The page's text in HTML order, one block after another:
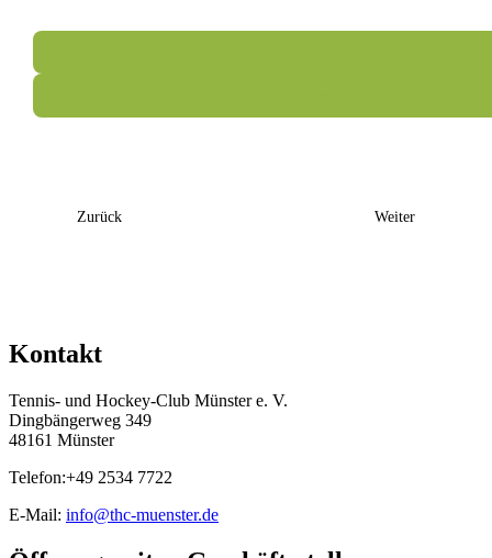
Navigation
Zurück Weiter
Kontakt
Tennis- und Hockey-Club Münster e. V.
Dingbängerweg 349
48161 Münster
Telefon:+49 2534 7722
E-Mail: info@thc-muenster.de